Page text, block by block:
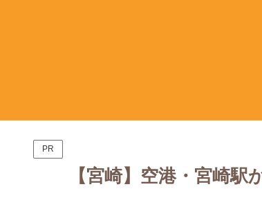
PR
【宮崎】空港・宮崎